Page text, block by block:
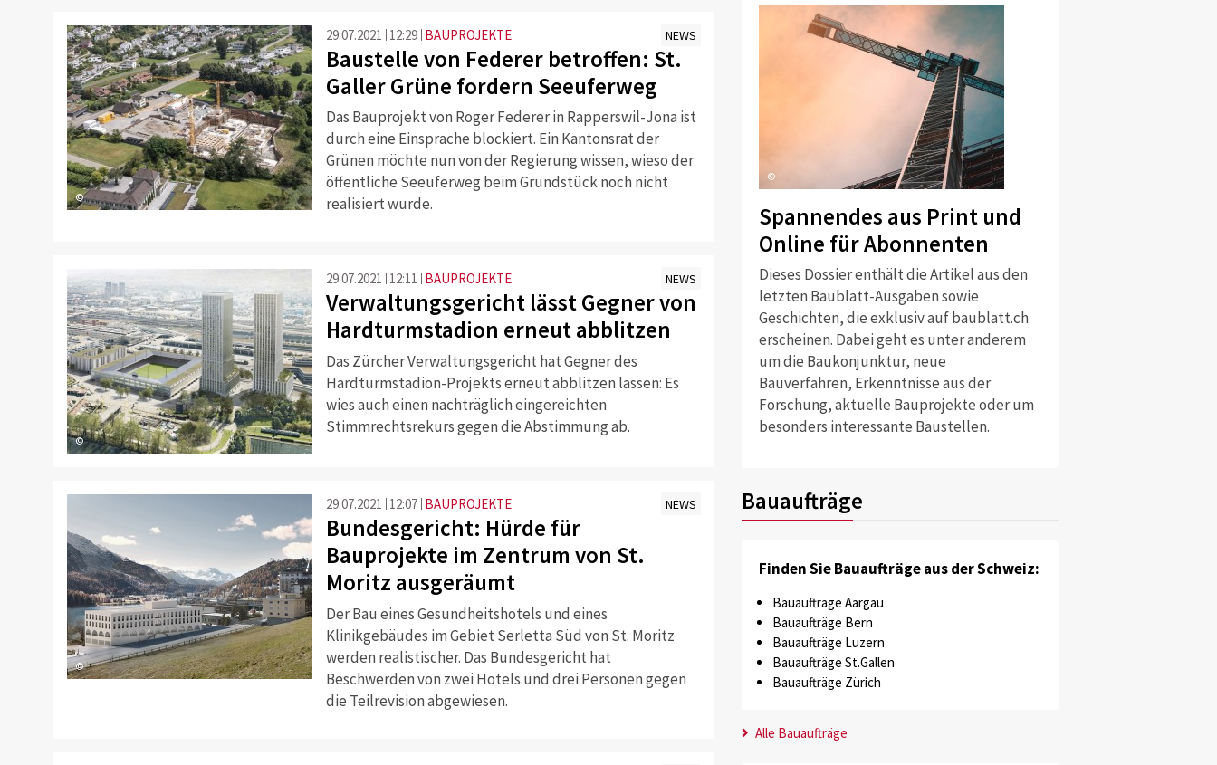
©
29.07.2021 12:29 BAUPROJEKTE NEWS
Baustelle von Federer betroffen: St.
Galler Grüne fordern Seeuferweg
Das Bauprojekt von Roger Federer in Rapperswil-Jona ist
durch eine Einsprache blockiert. Ein Kantonsrat der
Grünen möchte nun von der Regierung wissen, wieso der
öffentliche Seeuferweg beim Grundstück noch nicht
realisiert wurde.
©
29.07.2021 12:11 BAUPROJEKTE NEWS
Verwaltungsgericht lässt Gegner von
Hardturmstadion erneut abblitzen
Das Zürcher Verwaltungsgericht hat Gegner des
Hardturmstadion-Projekts erneut abblitzen lassen: Es
wies auch einen nachträglich eingereichten
Stimmrechtsrekurs gegen die Abstimmung ab.
©
29.07.2021 12:07 BAUPROJEKTE NEWS
Bundesgericht: Hürde für
Bauprojekte im Zentrum von St.
Moritz ausgeräumt
Der Bau eines Gesundheitshotels und eines
Klinikgebäudes im Gebiet Serletta Süd von St. Moritz
werden realistischer. Das Bundesgericht hat
Beschwerden von zwei Hotels und drei Personen gegen
die Teilrevision abgewiesen.
©
Spannendes aus Print und
Online für Abonnenten
Dieses Dossier enthält die Artikel aus den
letzten Baublatt-Ausgaben sowie
Geschichten, die exklusiv auf baublatt.ch
erscheinen. Dabei geht es unter anderem
um die Baukonjunktur, neue
Bauverfahren, Erkenntnisse aus der
Forschung, aktuelle Bauprojekte oder um
besonders interessante Baustellen.
Bauaufträge
Finden Sie Bauaufträge aus der Schweiz:
Bauaufträge Aargau
Bauaufträge Bern
Bauaufträge Luzern
Bauaufträge St.Gallen
Bauaufträge Zürich
Alle Bauaufträge